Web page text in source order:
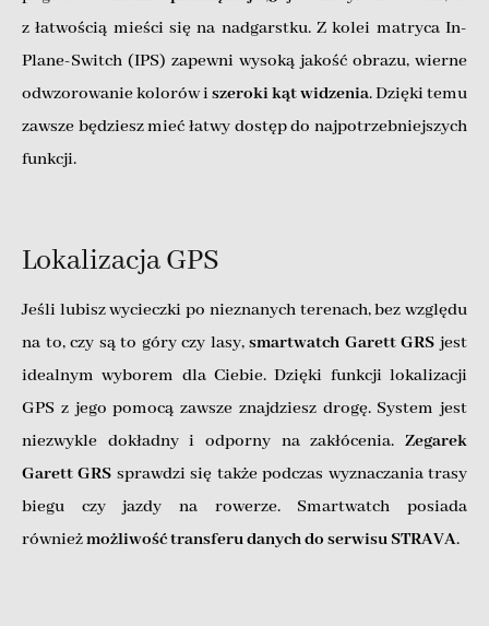
z łatwością mieści się na nadgarstku. Z kolei matryca In-
Plane-Switch (IPS) zapewni wysoką jakość obrazu, wierne
odwzorowanie kolorów iszeroki kąt widzenia. Dzięki temu
zawsze będziesz mieć łatwy dostęp do najpotrzebniejszych
funkcji.
Lokalizacja GPS
Jeśli lubisz wycieczki po nieznanych terenach, bez względu
na to, czy są to góry czy lasy,smartwatch Garett GRS jest
idealnym wyborem dla Ciebie. Dzięki funkcji lokalizacji
GPS z jego pomocą zawsze znajdziesz drogę. System jest
niezwykle dokładny i odporny na zakłócenia. Zegarek
Garett GRS sprawdzi się także podczas wyznaczania trasy
biegu czy jazdy na rowerze. Smartwatch posiada
równieżmożliwość transferu danych do serwisu STRAVA.